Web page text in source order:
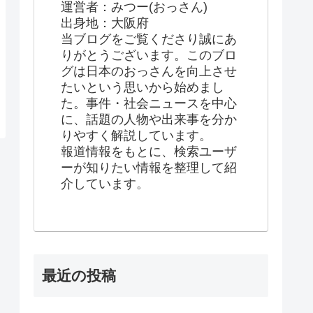
運営者：みつー(おっさん)
出身地：大阪府
当ブログをご覧くださり誠にあ
りがとうございます。このブロ
グは日本のおっさんを向上させ
たいという思いから始めまし
た。事件・社会ニュースを中心
に、話題の人物や出来事を分か
りやすく解説しています。
報道情報をもとに、検索ユーザ
ーが知りたい情報を整理して紹
介しています。
最近の投稿